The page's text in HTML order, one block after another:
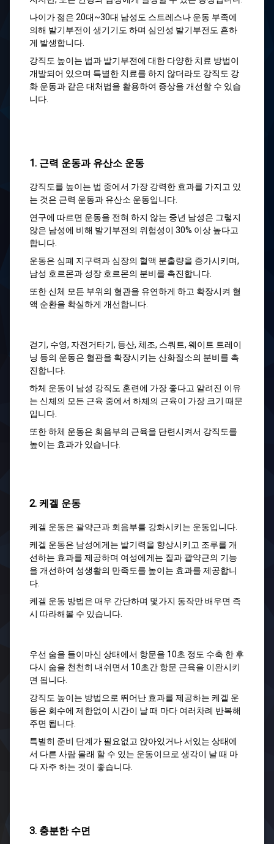
나이가 젊은 20대~30대 남성도 스트레스나 운동 부족에
의해 발기부전이 생기기도 하며 심인성 발기부전도 흔하
게 발생합니다.
강직도 높이는 법과 발기부전에 대한 다양한 치료 방법이
개발되어 있으며 특별한 치료를 하지 않더라도 강직도 강
화 운동과 같은 대처법을 활용하여 증상을 개선할 수 있습
니다.
1. 근력 운동과 유산소 운동
강직도를 높이는 법 중에서 가장 강력한 효과를 가지고 있
는 것은 근력 운동과 유산소 운동입니다.
연구에 따르면 운동을 전혀 하지 않는 중년 남성은 그렇지
않은 남성에 비해 발기부전의 위험성이 30% 이상 높다고
합니다.
운동은 심폐 지구력과 심장의 혈액 분출량을 증가시키며,
남성 호르몬과 성장 호르몬의 분비를 촉진합니다.
또한 신체 모든 부위의 혈관을 유연하게 하고 확장시켜 혈
액 순환을 확실하게 개선합니다.
걷기, 수영, 자전거타기, 등산, 체조, 스쿼트, 웨이트 트레이
닝 등의 운동은 혈관을 확장시키는 산화질소의 분비를 촉
진합니다.
하체 운동이 남성 강직도 훈련에 가장 좋다고 알려진 이유
는 신체의 모든 근육 중에서 하체의 근육이 가장 크기 때문
입니다.
또한 하체 운동은 회음부의 근육을 단련시켜서 강직도를
높이는 효과가 있습니다.
2. 케겔 운동
케겔 운동은 괄약근과 회음부를 강화시키는 운동입니다.
케겔 운동은 남성에게는 발기력을 향상시키고 조루를 개
선하는 효과를 제공하며 여성에게는 질과 괄약근의 기능
을 개선하여 성생활의 만족도를 높이는 효과를 제공합니
다.
케겔 운동 방법은 매우 간단하며 몇가지 동작만 배우면 즉
시 따라해볼 수 있습니다.
우선 숨을 들이마신 상태에서 항문을 10초 정도 수축 한 후
다시 숨을 천천히 내쉬면서 10초간 항문 근육을 이완시키
면 됩니다.
강직도 높이는 방법으로 뛰어난 효과를 제공하는 케겔 운
동은 회수에 제한없이 시간이 날 때 마다 여러차례 반복해
주면 됩니다.
특별히 준비 단계가 필요없고 앉아있거나 서있는 상태에
서 다른 사람 몰래 할 수 있는 운동이므로 생각이 날 때 마
다 자주 하는 것이 좋습니다.
3. 충분한 수면